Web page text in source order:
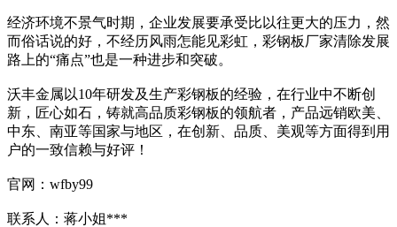
经济环境不景气时期，企业发展要承受比以往更大的压力，然
而俗话说的好，不经历风雨怎能见彩虹，彩钢板厂家清除发展
路上的“痛点”也是一种进步和突破。
沃丰金属以10年研发及生产彩钢板的经验，在行业中不断创
新，匠心如石，铸就高品质彩钢板的领航者，产品远销欧美、
中东、南亚等国家与地区，在创新、品质、美观等方面得到用
户的一致信赖与好评！
官网：wfby99
联系人：蒋小姐***